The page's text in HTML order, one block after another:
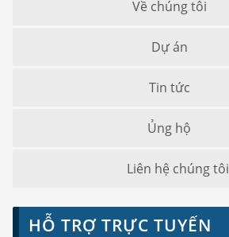
Về chúng tôi
Dự án
Tin tức
Ủng hộ
Liên hệ chúng tôi
HỖ TRỢ TRỰC TUYẾN